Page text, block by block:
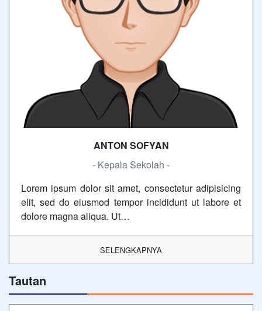
ANTON SOFYAN
- Kepala Sekolah -
Lorem ipsum dolor sit amet, consectetur adipisicing
elit, sed do eiusmod tempor incididunt ut labore et
dolore magna aliqua. Ut…
SELENGKAPNYA
Tautan